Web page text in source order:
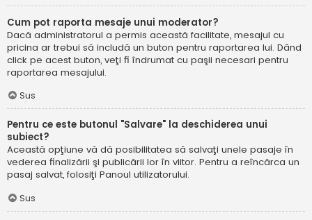
Cum pot raporta mesaje unui moderator?
Dacă administratorul a permis această facilitate, mesajul cu
pricina ar trebui să includă un buton pentru raportarea lui. Dând
click pe acest buton, veţi fi îndrumat cu paşii necesari pentru
raportarea mesajului.
Sus
Pentru ce este butonul "Salvare" la deschiderea unui
subiect?
Această opţiune vă dă posibilitatea să salvaţi unele pasaje în
vederea finalizării şi publicării lor în viitor. Pentru a reîncărca un
pasaj salvat, folosiţi Panoul utilizatorului.
Sus